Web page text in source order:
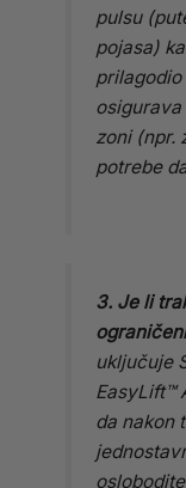
pulsu
pojasa)
prilagodio
zoni (npr.
potrebe
3. Je li
uključuje
EasyLift™
da nakon